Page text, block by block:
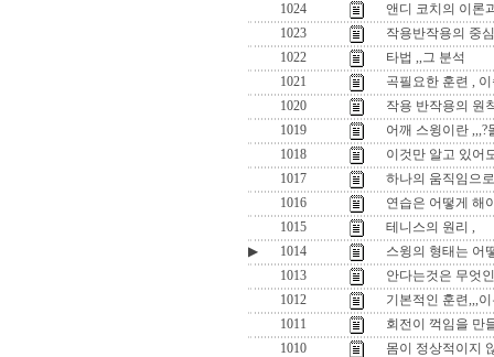
1024
앤디 코치의 이론
1023
작용반작용의 중
1022
타법 ,,그 분석
1021
곡필요한 훈련 ,
1020
작용 반작용의 원
1019
어깨 스윙이란
1018
이것만 알고 있어
1017
하나의 움직임으
1016
연습은 어떻게 해
1015
테니스의 원리 ,
▶
1014
스윙의 형태는 어
1013
안다는것은 무엇
1012
기본적인 훈련,,,
1011
회전이 꺽임을 만
1010
몸이 정상적이지